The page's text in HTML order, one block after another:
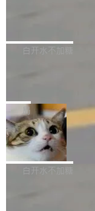
w 不要求标准普通话
容提供的字体时出现
质的最低采样率）的
SS 圆角虚线样式中可
的图像元素不在同一个
联 加...
发布的 Release
最强的若干项。对于
通过拉取过去一年内
至今）的所有 commit
经过人工复核，准确
社区爱好者提供了高
白开水不加糖
维护工作一直与我的
和休闲娱乐竞争时间
ebastian Pipping 写在
他宣布了一个新消息
他可以全职维护
局
Firefox 153.0.3 发布
Firefox 153.0.3 现已
下： New Smart
白开水不加糖